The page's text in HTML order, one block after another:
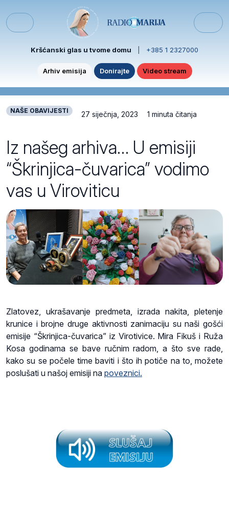
Menu
Kršćanski glas u tvome domu +385 1 2327000
Arhiv emisija Donirajte Video stream
NAŠE OBAVIJESTI 27 siječnja, 2023 1 minuta čitanja
Iz našeg arhiva… U emisiji
“Škrinjica-čuvarica” vodimo
vas u Viroviticu
Zlatovez, ukrašavanje predmeta, izrada nakita, pletenje
krunice i brojne druge aktivnosti zanimaciju su naši gošći
emisije “Škrinjica-čuvarica” iz Virotivice. Mira Fikuš i Ruža
Kosa godinama se bave ručnim radom, a što sve rade,
kako su se počele time baviti i što ih potiče na to, možete
poslušati u našoj emisiji na poveznici.